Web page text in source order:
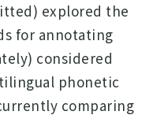
explored the
for annotating
considered
phonetic
comparing